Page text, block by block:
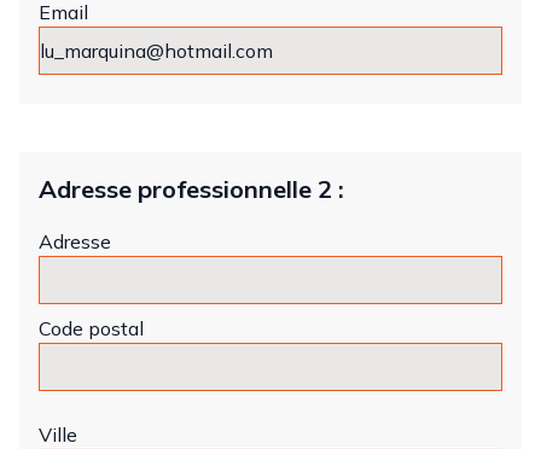
Email
Adresse professionnelle 2 :
Adresse
Code postal
Ville